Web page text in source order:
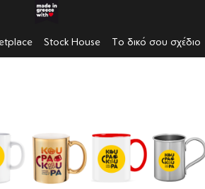
Stock House Το δικό σου σχέδιο